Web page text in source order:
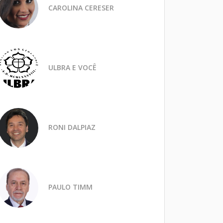
CAROLINA CERESER
ULBRA E VOCÊ
RONI DALPIAZ
PAULO TIMM